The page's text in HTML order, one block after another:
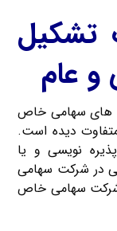
تشکیل
عام
های سهامی خاص
دیده است.
نویسی و یا
در شرکت سهامی
شرکت سهامی خاص